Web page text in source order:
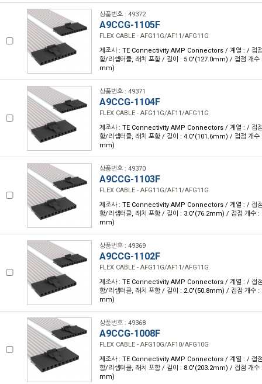
상품번호 : 49372
A9CCG-1105F
FLEX CABLE - AFG11G/AF11/AFG11G
제조사 : TE Connectivity AMP Connectors / 계열 : / 접점
함/리셉터클, 래치 포함 / 길이 : 5.0"(127.0mm) / 접점 개
mm)
상품번호 : 49371
A9CCG-1104F
FLEX CABLE - AFG11G/AF11/AFG11G
제조사 : TE Connectivity AMP Connectors / 계열 : / 접점
함/리셉터클, 래치 포함 / 길이 : 4.0"(101.6mm) / 접점 개
mm)
상품번호 : 49370
A9CCG-1103F
FLEX CABLE - AFG11G/AF11/AFG11G
제조사 : TE Connectivity AMP Connectors / 계열 : / 접점
함/리셉터클, 래치 포함 / 길이 : 3.0"(76.2mm) / 접점 개수
mm)
상품번호 : 49369
A9CCG-1102F
FLEX CABLE - AFG11G/AF11/AFG11G
제조사 : TE Connectivity AMP Connectors / 계열 : / 접점
함/리셉터클, 래치 포함 / 길이 : 2.0"(50.8mm) / 접점 개수
mm)
상품번호 : 49368
A9CCG-1008F
FLEX CABLE - AFG10G/AF10/AFG10G
제조사 : TE Connectivity AMP Connectors / 계열 : / 접점
함/리셉터클, 래치 포함 / 길이 : 8.0"(203.2mm) / 접점 개
mm)